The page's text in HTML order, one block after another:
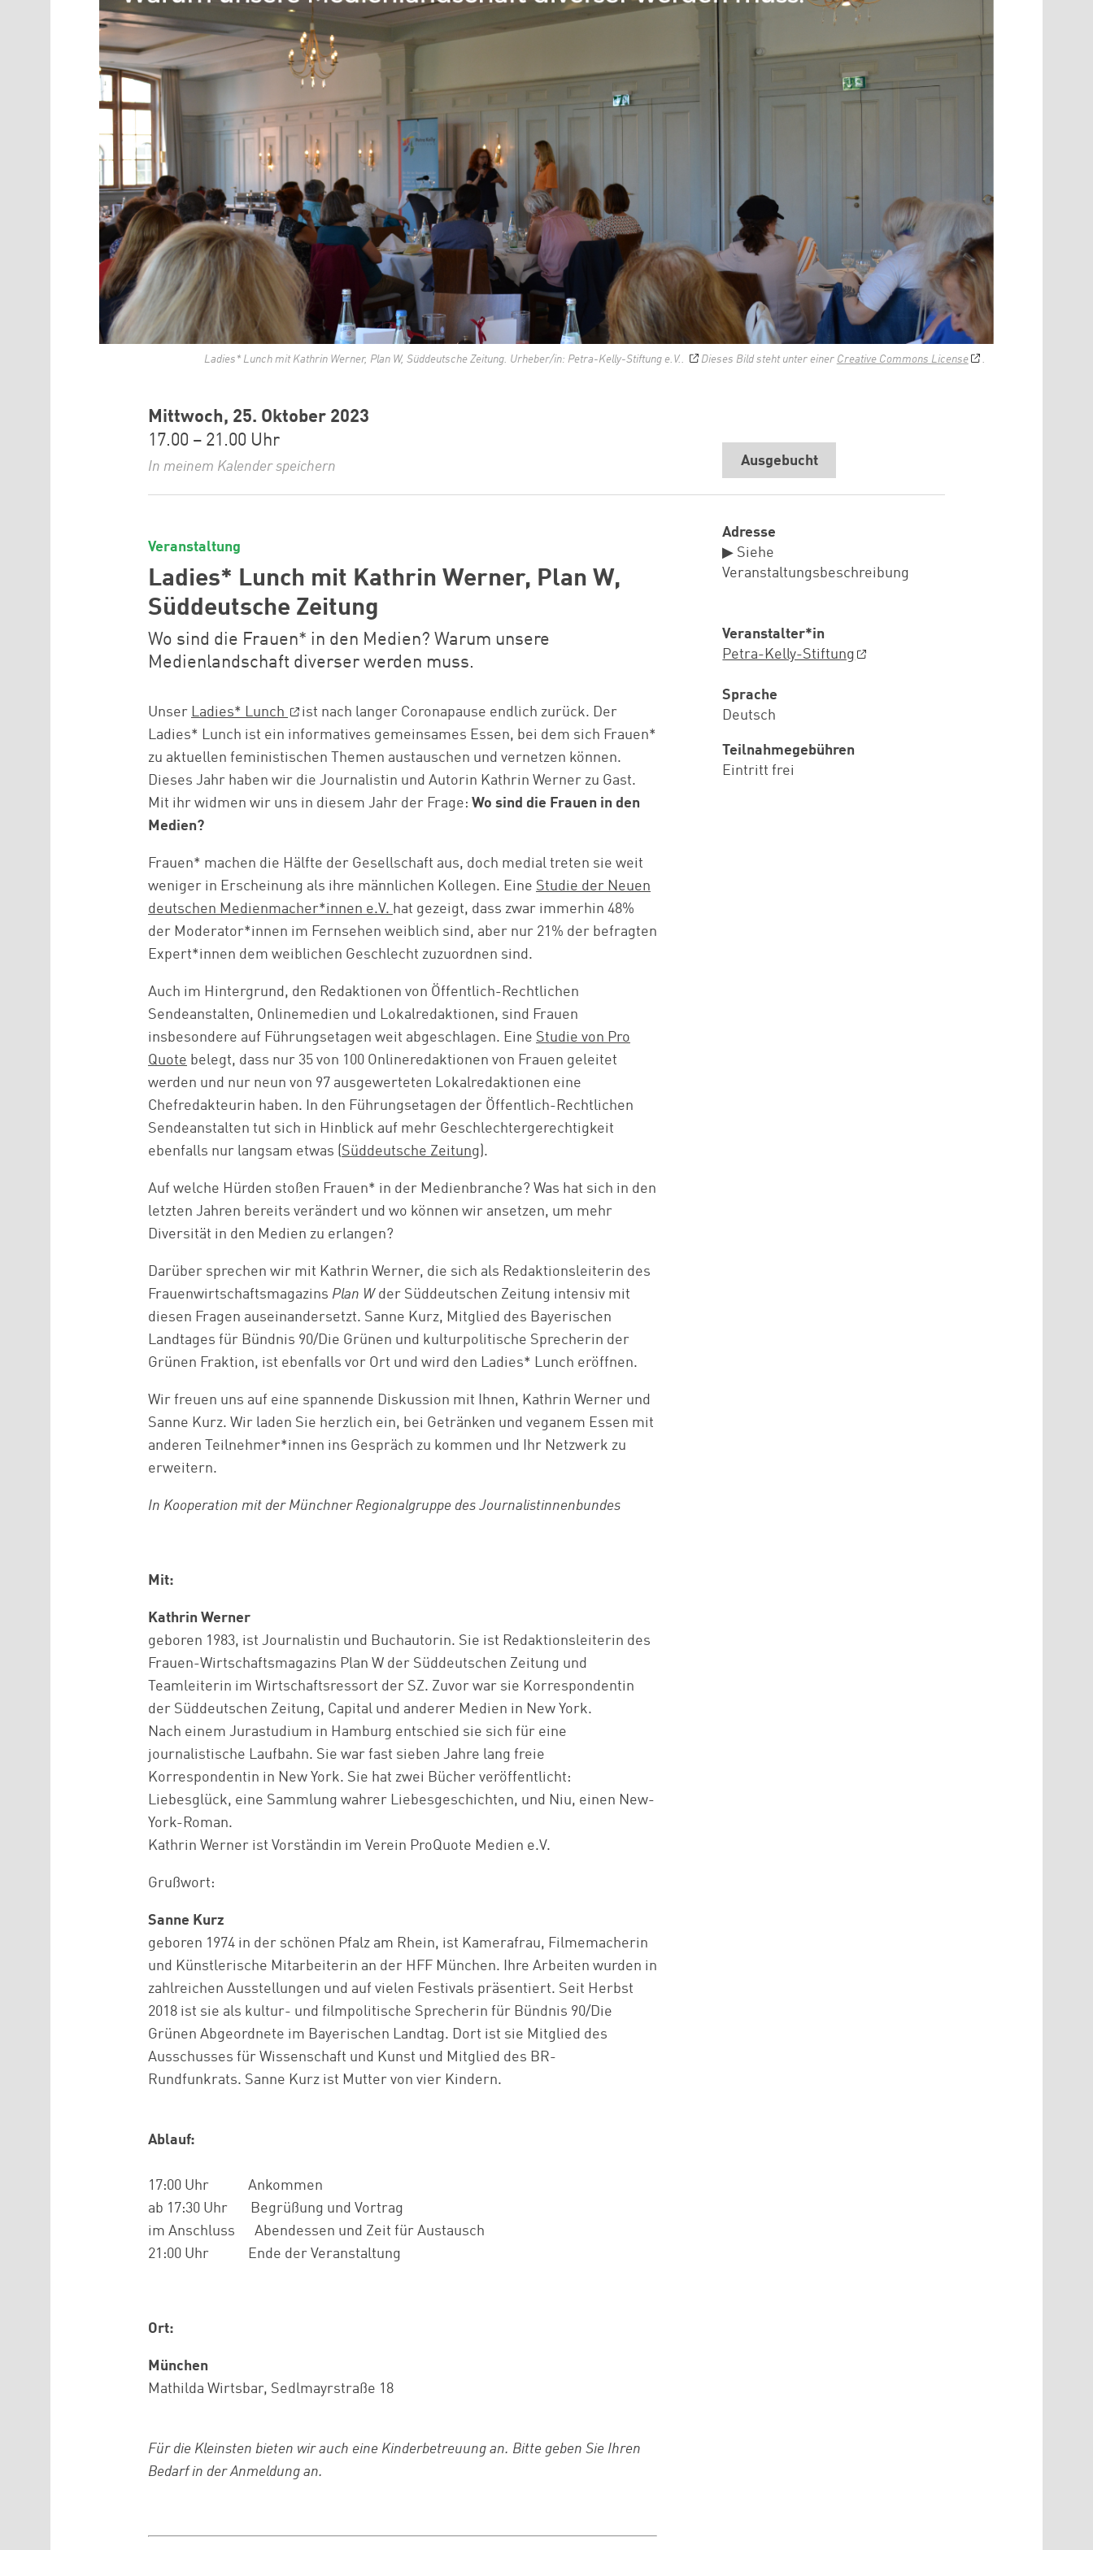
Ladies* Lunch mit Kathrin Werner, Plan W, Süddeutsche Zeitung. Urheber/in: Petra-Kelly-Stiftung e.V.. Dieses Bild steht unter einer Creative Commons License .
Mittwoch, 25. Oktober 2023
17.00 – 21.00 Uhr
In meinem Kalender speichern Ausgebucht
Veranstaltung
Ladies* Lunch mit Kathrin Werner, Plan W,
Süddeutsche Zeitung
Wo sind die Frauen* in den Medien? Warum unsere
Medienlandschaft diverser werden muss.
Unser Ladies* Lunch
ist nach langer Coronapause endlich zurück. Der
Ladies* Lunch ist ein informatives gemeinsames Essen, bei dem sich Frauen*
zu aktuellen feministischen Themen austauschen und vernetzen können.
Dieses Jahr haben wir die Journalistin und Autorin Kathrin Werner zu Gast.
Mit ihr widmen wir uns in diesem Jahr der Frage: Wo sind die Frauen in den
Medien?
Frauen* machen die Hälfte der Gesellschaft aus, doch medial treten sie weit
weniger in Erscheinung als ihre männlichen Kollegen. Eine Studie der Neuen
deutschen Medienmacher*innen e.V. hat gezeigt, dass zwar immerhin 48%
der Moderator*innen im Fernsehen weiblich sind, aber nur 21% der befragten
Expert*innen dem weiblichen Geschlecht zuzuordnen sind.
Auch im Hintergrund, den Redaktionen von Öffentlich-Rechtlichen
Sendeanstalten, Onlinemedien und Lokalredaktionen, sind Frauen
insbesondere auf Führungsetagen weit abgeschlagen. Eine Studie von Pro
Quote belegt, dass nur 35 von 100 Onlineredaktionen von Frauen geleitet
werden und nur neun von 97 ausgewerteten Lokalredaktionen eine
Chefredakteurin haben. In den Führungsetagen der Öffentlich-Rechtlichen
Sendeanstalten tut sich in Hinblick auf mehr Geschlechtergerechtigkeit
ebenfalls nur langsam etwas (Süddeutsche Zeitung).
Auf welche Hürden stoßen Frauen* in der Medienbranche? Was hat sich in den
letzten Jahren bereits verändert und wo können wir ansetzen, um mehr
Diversität in den Medien zu erlangen?
Darüber sprechen wir mit Kathrin Werner, die sich als Redaktionsleiterin des
Frauenwirtschaftsmagazins Plan W der Süddeutschen Zeitung intensiv mit
diesen Fragen auseinandersetzt. Sanne Kurz, Mitglied des Bayerischen
Landtages für Bündnis 90/Die Grünen und kulturpolitische Sprecherin der
Grünen Fraktion, ist ebenfalls vor Ort und wird den Ladies* Lunch eröffnen.
Wir freuen uns auf eine spannende Diskussion mit Ihnen, Kathrin Werner und
Sanne Kurz. Wir laden Sie herzlich ein, bei Getränken und veganem Essen mit
anderen Teilnehmer*innen ins Gespräch zu kommen und Ihr Netzwerk zu
erweitern.
In Kooperation mit der Münchner Regionalgruppe des Journalistinnenbundes
Mit:
Kathrin Werner
geboren 1983, ist Journalistin und Buchautorin. Sie ist Redaktionsleiterin des
Frauen-Wirtschaftsmagazins Plan W der Süddeutschen Zeitung und
Teamleiterin im Wirtschaftsressort der SZ. Zuvor war sie Korrespondentin
der Süddeutschen Zeitung, Capital und anderer Medien in New York.
Nach einem Jurastudium in Hamburg entschied sie sich für eine
journalistische Laufbahn. Sie war fast sieben Jahre lang freie
Korrespondentin in New York. Sie hat zwei Bücher veröffentlicht:
Liebesglück, eine Sammlung wahrer Liebesgeschichten, und Niu, einen New-
York-Roman.
Kathrin Werner ist Vorständin im Verein ProQuote Medien e.V.
Grußwort:
Sanne Kurz
geboren 1974 in der schönen Pfalz am Rhein, ist Kamerafrau, Filmemacherin
und Künstlerische Mitarbeiterin an der HFF München. Ihre Arbeiten wurden in
zahlreichen Ausstellungen und auf vielen Festivals präsentiert. Seit Herbst
2018 ist sie als kultur- und filmpolitische Sprecherin für Bündnis 90/Die
Grünen Abgeordnete im Bayerischen Landtag. Dort ist sie Mitglied des
Ausschusses für Wissenschaft und Kunst und Mitglied des BR-
Rundfunkrats. Sanne Kurz ist Mutter von vier Kindern.
Ablauf:
17:00 Uhr Ankommen
ab 17:30 Uhr Begrüßung und Vortrag
im Anschluss Abendessen und Zeit für Austausch
21:00 Uhr Ende der Veranstaltung
Ort:
München
Mathilda Wirtsbar, Sedlmayrstraße 18
Für die Kleinsten bieten wir auch eine Kinderbetreuung an. Bitte geben Sie Ihren
Bedarf in der Anmeldung an.
Adresse
▶ Siehe
Veranstaltungsbeschreibung
Veranstalter*in
Petra-Kelly-Stiftung
Sprache
Deutsch
Teilnahmegebühren
Eintritt frei